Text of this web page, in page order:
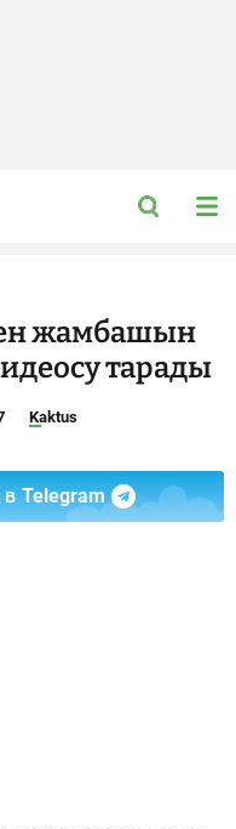
жамбашын
тарады
Kaktus
в Telegram